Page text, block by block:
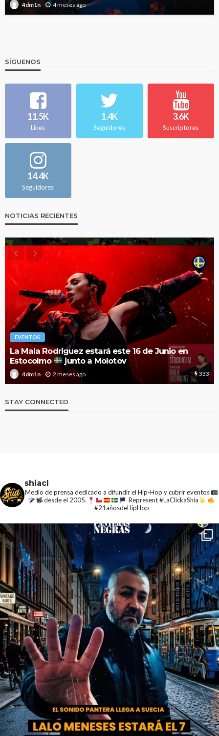
4dm1n 4 meses ago
SÍGUENOS
11.5K
Likes
1.4K
Seguidores
3.6K
Suscriptores
14.4K
Seguidores
NOTICIAS RECIENTES
EVENTOS
El Festival Noches Mágicas anuncia el cartel de
2026 con nuevas y esperadas confirmaciones
4dm1n 3 meses ago 1.9k
STAY CONNECTED
shiacl
Medio de prensa dedicado a difundir el Hip-Hop y cubrir eventos
desde el 2005.
Represent #LaClickaShia
#21añosdeHipHop